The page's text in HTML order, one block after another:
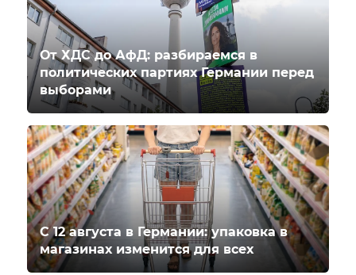
От ХДС до АфД: разбираемся в
политических партиях Германии перед
выборами
С 12 августа в Германии: упаковка в
магазинах изменится для всех